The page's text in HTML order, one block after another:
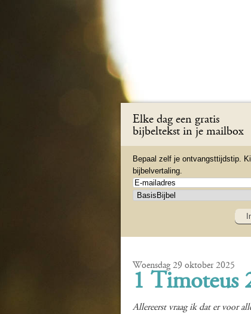
Elke dag een gratis
bijbeltekst in je mailbox
Bepaal zelf je ontvangsttijdstip.
bijbelvertaling.
Woensdag 29 oktober 2025
1 Timoteus
Allereerst vraag ik dat er voor